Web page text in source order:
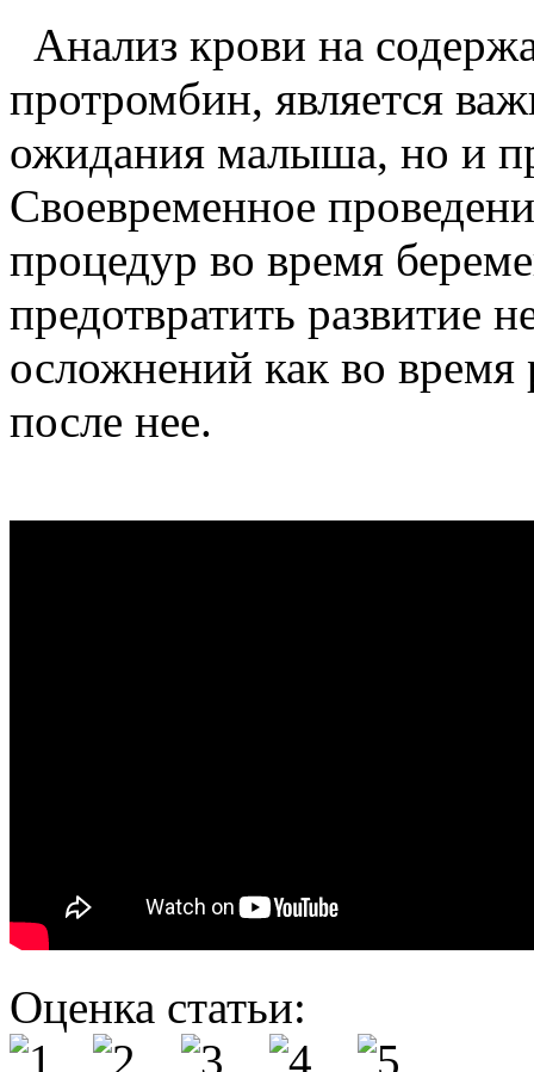
Анализ крови на
протромбин, является
ожидания малыша, но и
Своевременное
процедур во время
предотвратить развитие
осложнений как во время
после нее.
Оценка статьи: